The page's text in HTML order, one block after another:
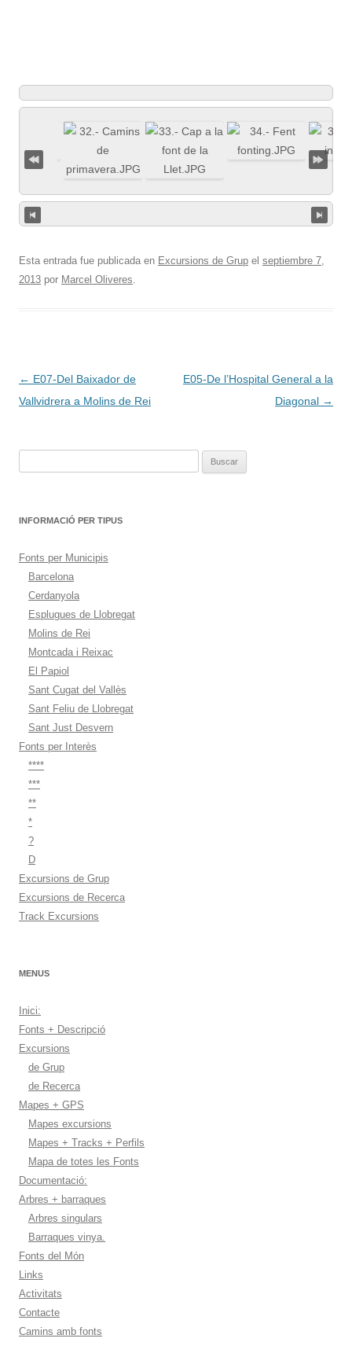
Esta entrada fue publicada en Excursions de Grup el septiembre 7,
2013 por Marcel Oliveres.
Navegación
de
← E07-Del Baixador de
Vallvidrera a Molins de Rei
E05-De l’Hospital General a la
Diagonal →
INFORMACIÓ PER TIPUS
Fonts per Municipis
Barcelona
Cerdanyola
Esplugues de Llobregat
Molins de Rei
Montcada i Reixac
El Papiol
Sant Cugat del Vallès
Sant Feliu de Llobregat
Sant Just Desvern
Fonts per Interès
****
***
**
*
?
D
Excursions de Grup
Excursions de Recerca
Track Excursions
MENUS
Inici:
Fonts + Descripció
Excursions
de Grup
de Recerca
Mapes + GPS
Mapes excursions
Mapes + Tracks + Perfils
Mapa de totes les Fonts
Documentació:
Arbres + barraques
Arbres singulars
Barraques vinya.
Fonts del Món
Links
Activitats
Contacte
Camins amb fonts